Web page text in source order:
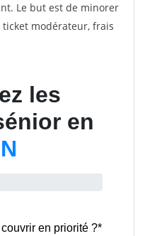
Le but est de minorer
ticket modérateur, frais